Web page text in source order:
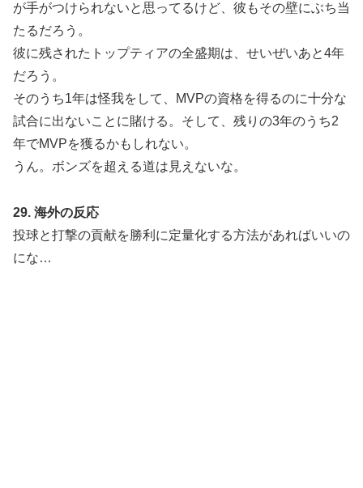
が手がつけられないと思ってるけど、彼もその壁にぶち当
たるだろう。
彼に残されたトップティアの全盛期は、せいぜいあと4年
だろう。
そのうち1年は怪我をして、MVPの資格を得るのに十分な
試合に出ないことに賭ける。そして、残りの3年のうち2
年でMVPを獲るかもしれない。
うん。ボンズを超える道は見えないな。
29. 海外の反応
投球と打撃の貢献を勝利に定量化する方法があればいいの
にな…